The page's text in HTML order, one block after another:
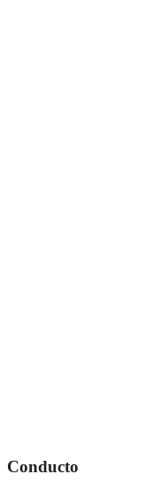
Conducto